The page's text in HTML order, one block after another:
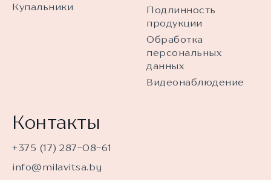
Купальники
Подлинность
продукции
Обработка
персональных
данных
Видеонаблюдение
Контакты
+375 (17) 287-08-61
info@milavitsa.by